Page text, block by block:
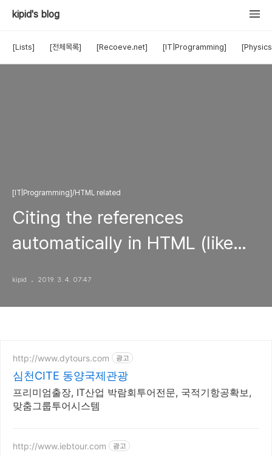
kipid's blog
[Lists] [전체목록] [Recoeve.net] [IT|Programming]
[IT|Programming]/HTML related
Citing the references
automatically in HTML (like
kipid 2019. 3. 4. 07:47
http://www.dytours.com 광고
심천CITE 동양국제관광
프리미엄출장, IT산업 박람회투어전문, 국적기항공확보,
맞춤그룹투어시스템
http://www.iebtour.com 광고